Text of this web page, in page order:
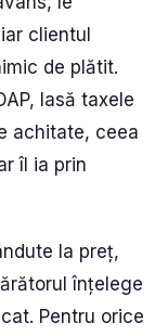
clientul
de plătit.
lasă taxele
achitate, ceea
îl ia prin
la preț,
înțelege
Pentru orice